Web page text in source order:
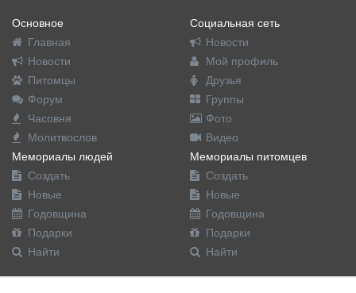
Основное
Главная
Новости
Питомцы
Форум
Часовня
Молитвослов
Социальная сеть
Новости
Мой профиль
Друзья
Группы
Фото
Видео
Мемориалы людей
Создать
Новые
Годовщина
Подарки
Найти
Мемориалы питомцев
Создать
Новые
Годовщина
Подарки
Найти